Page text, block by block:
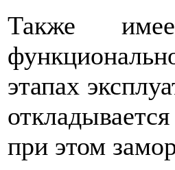
Также
этапах
при этом